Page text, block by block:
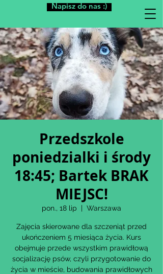
Napisz do nas :)
Przedszkole
poniedzialki i środy
18:45; Bartek BRAK
MIEJSC!
pon., 18 lip
  |
Warszawa
Zajęcia skierowane dla szczeniąt przed
ukończeniem 5 miesiąca życia. Kurs
obejmuje przede wszystkim prawidłową
socjalizację psów, czyli przygotowanie do
życia w mieście, budowania prawidłowych